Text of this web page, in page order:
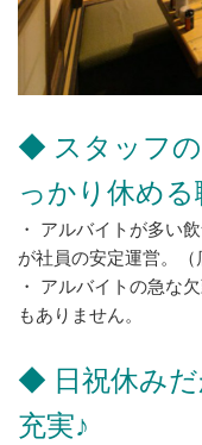
◆ スタッフ
っかり休め
・ アルバイトが多い
が社員の安定運営。（
・ アルバイトの急な
もありません。
◆ 日祝休み
充実♪